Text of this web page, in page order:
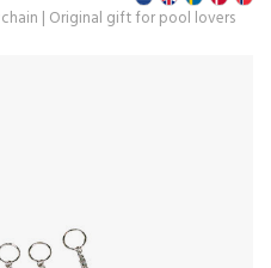
| Original gift for pool lovers